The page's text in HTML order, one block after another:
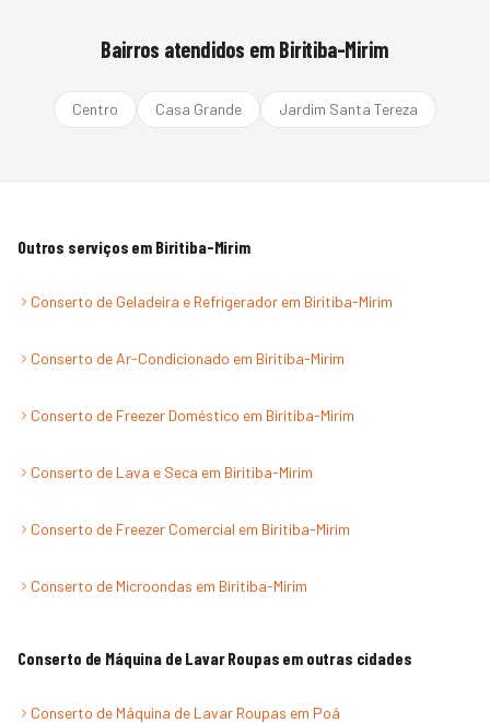
Bairros atendidos em Biritiba-Mirim
Centro Casa Grande Jardim Santa Tereza
Outros serviços em Biritiba-Mirim
Conserto de Geladeira e Refrigerador em Biritiba-Mirim
Conserto de Ar-Condicionado em Biritiba-Mirim
Conserto de Freezer Doméstico em Biritiba-Mirim
Conserto de Lava e Seca em Biritiba-Mirim
Conserto de Freezer Comercial em Biritiba-Mirim
Conserto de Microondas em Biritiba-Mirim
Conserto de Máquina de Lavar Roupas em outras cidades
Conserto de Máquina de Lavar Roupas em Poá